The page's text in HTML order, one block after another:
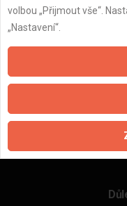
volbou „Přijmout vše“.
„Nastavení“.